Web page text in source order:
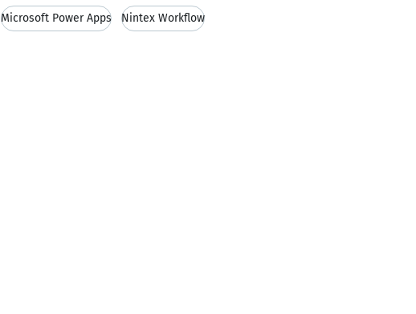
Microsoft Power Apps Nintex Workflow